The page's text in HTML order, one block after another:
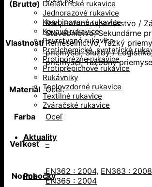
Dielektrické rukavice
Jednorazové rukavice
Kombinované rukavice
Kovové rukavice
Povrstvené rukavice
Protichemické, syntetické
Protiporézne rukavice
Protiprepichové rukavice
Rukávniky
Teplovzdorné rukavice
Textilné rukavice
Zváračské rukavice
Aktuality
Pobočky
(Brutto)
Vlastnosti
Pád, Poľnohospodárstvo /
Stavebníctvo, Sekundárne
Remeselníctvo, Ťažký
priemysel, Služby /
priemysel, Ťažobný
Materiál Oceľ.
Farba Oceľ
Veľkosť –
Norma EN362 : 2004, EN363 : 2008
EN365 : 2004